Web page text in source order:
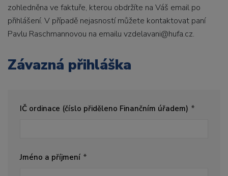
zohledněna ve faktuře, kterou obdržíte na Váš email po
přihlášení. V případě nejasností můžete kontaktovat paní
Pavlu Raschmannovou na emailu vzdelavani@hufa.cz.
Závazná přihláška
IČ ordinace (číslo přiděleno Finančním úřadem)
Jméno a příjmení